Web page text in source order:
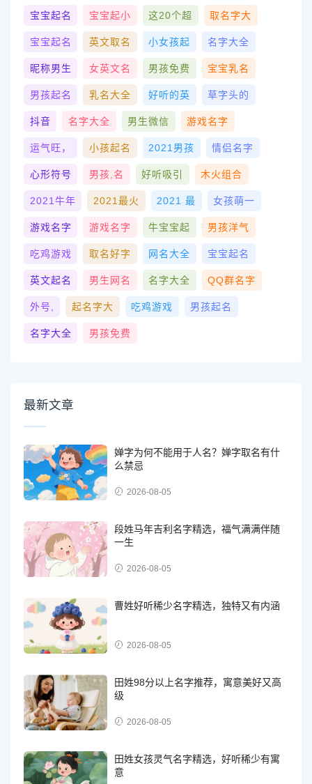
宝宝起名 宝宝起小 这20个超 取名字大
宝宝起名 英文取名 小女孩起 名字大全
昵称男生 女英文名 男孩免费 宝宝乳名
男孩起名 乳名大全 好听的英 草字头的
抖音 名字大全 男生微信 游戏名字
运气旺， 小孩起名 2021男孩 情侣名字
心形符号 男孩,名 好听吸引 木火组合
2021牛年 2021最火 2021 最 女孩萌一
游戏名字 游戏名字 牛宝宝起 男孩洋气
吃鸡游戏 取名好字 网名大全 宝宝起名
英文起名 男生网名 名字大全 QQ群名字
外号, 起名字大 吃鸡游戏 男孩起名
名字大全 男孩免费
最新文章
婵字为何不能用于人名？婵字取名有什
么禁忌
2026-08-05
段姓马年吉利名字精选，福气满满伴随
一生
2026-08-05
曹姓好听稀少名字精选，独特又有内涵
2026-08-05
田姓98分以上名字推荐，寓意美好又高
级
2026-08-05
田姓女孩灵气名字精选，好听稀少有寓
意